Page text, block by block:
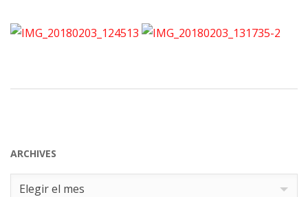
ARCHIVES
Archives
Elegir el mes